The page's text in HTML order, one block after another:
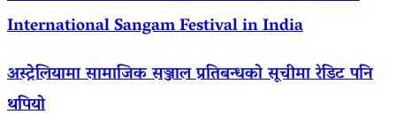
International Sangam Festival in India
अस्ट्रेलियामा सामाजिक सञ्जाल प्रतिबन्धको सूचीमा रेडिट पनि
थपियो